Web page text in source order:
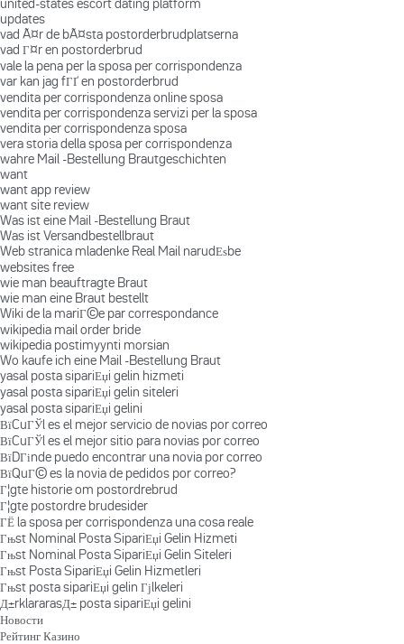
united-states escort dating platform
updates
vad Ã¤r de bÃ¤sta postorderbrudplatserna
vad Г¤r en postorderbrud
vale la pena per la sposa per corrispondenza
var kan jag fГҐ en postorderbrud
vendita per corrispondenza online sposa
vendita per corrispondenza servizi per la sposa
vendita per corrispondenza sposa
vera storia della sposa per corrispondenza
wahre Mail -Bestellung Brautgeschichten
want
want app review
want site review
Was ist eine Mail -Bestellung Braut
Was ist Versandbestellbraut
Web stranica mladenke Real Mail narudЕѕbe
websites free
wie man beauftragte Braut
wie man eine Braut bestellt
Wiki de la mariГ©e par correspondance
wikipedia mail order bride
wikipedia postimyynti morsian
Wo kaufe ich eine Mail -Bestellung Braut
yasal posta sipariЕџi gelin hizmeti
yasal posta sipariЕџi gelin siteleri
yasal posta sipariЕџi gelini
ВїCuГЎl es el mejor servicio de novias por correo
ВїCuГЎl es el mejor sitio para novias por correo
ВїDГіnde puedo encontrar una novia por correo
ВїQuГ© es la novia de pedidos por correo?
Г¦gte historie om postordrebrud
Г¦gte postordre brudesider
ГЁ la sposa per corrispondenza una cosa reale
Гњst Nominal Posta SipariЕџi Gelin Hizmeti
Гњst Nominal Posta SipariЕџi Gelin Siteleri
Гњst Posta SipariЕџi Gelin Hizmetleri
Гњst posta sipariЕџi gelin Гјlkeleri
Д±rklararasД± posta sipariЕџi gelini
Новости
Рейтинг Казино